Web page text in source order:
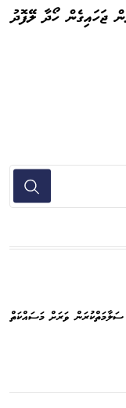
ޖަހައިގެން ހޯދާ ލޭފޮދު
ސަލާމަތްކުރަން ވަރަށް މަސައްކަތް